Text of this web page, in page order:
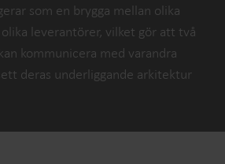
som en brygga mellan olika
leverantörer, vilket gör att två
kommunicera med varandra
deras underliggande arkitektur